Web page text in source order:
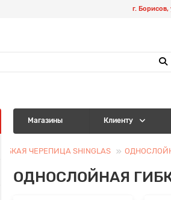
г. Борисов,
Магазины Клиенту
ГИБКАЯ ЧЕРЕПИЦА SHINGLAS
ОДНОСЛОЙНАЯ